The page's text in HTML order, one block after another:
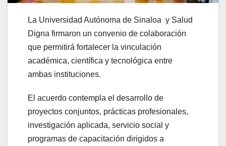
La Universidad Autónoma de Sinaloa y Salud
Digna firmaron un convenio de colaboración
que permitirá fortalecer la vinculación
académica, científica y tecnológica entre
ambas instituciones.
El acuerdo contempla el desarrollo de
proyectos conjuntos, prácticas profesionales,
investigación aplicada, servicio social y
programas de capacitación dirigidos a